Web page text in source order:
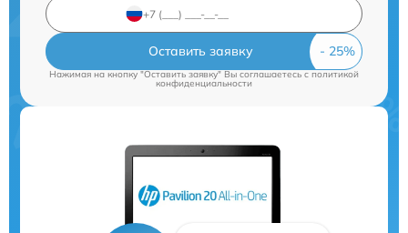
Оставить заявку
Нажимая на кнопку "Оставить заявку" Вы соглашаетесь cполитикой
конфиденциальности